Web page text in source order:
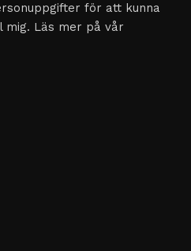
för att kunna
Läs mer på vår